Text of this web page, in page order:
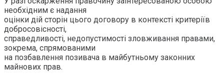
необхідним є надання
оцінки дій сторін цього договору в контексті критеріїв
добросовісності,
справедливості, недопустимості зловживання правами,
зокрема, спрямованими
на позбавлення позивача в майбутньому законних
майнових прав.